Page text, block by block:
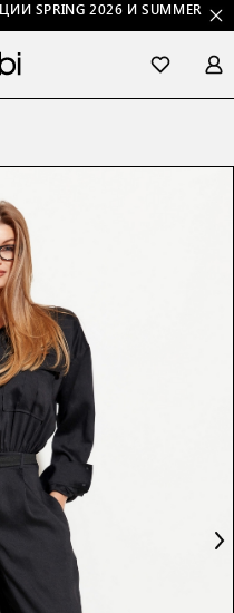
SPRING 2026 И SUMMER